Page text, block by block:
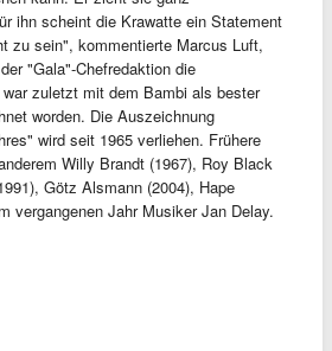
ihn scheint die Krawatte ein Statement
zu sein", kommentierte Marcus Luft,
"Gala"-Chefredaktion die
zuletzt mit dem Bambi als bester
worden. Die Auszeichnung
wird seit 1965 verliehen. Frühere
Willy Brandt (1967), Roy Black
Götz Alsmann (2004), Hape
vergangenen Jahr Musiker Jan Delay.